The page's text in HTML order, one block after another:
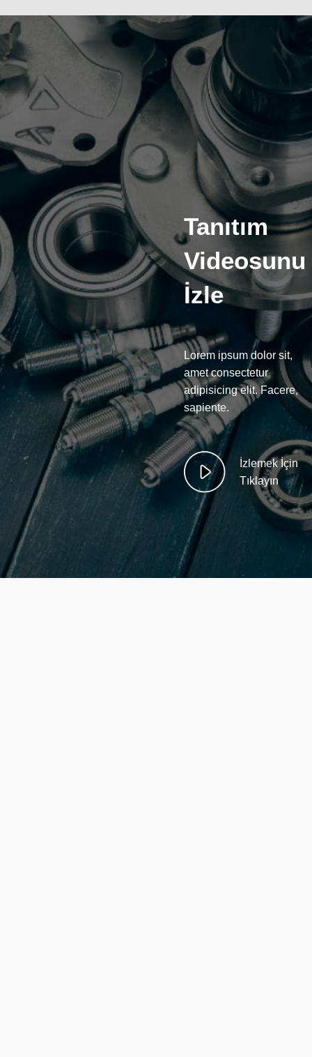
Tanıtım
Videosunu
İzle
Lorem ipsum dolor sit,
amet consectetur
adipisicing elit. Facere,
sapiente.
İzlemek İçin
Tıklayın